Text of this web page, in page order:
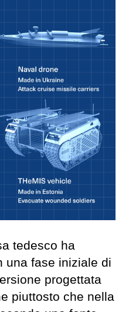
tedesco ha
una fase iniziale di
progettata
piuttosto che nella